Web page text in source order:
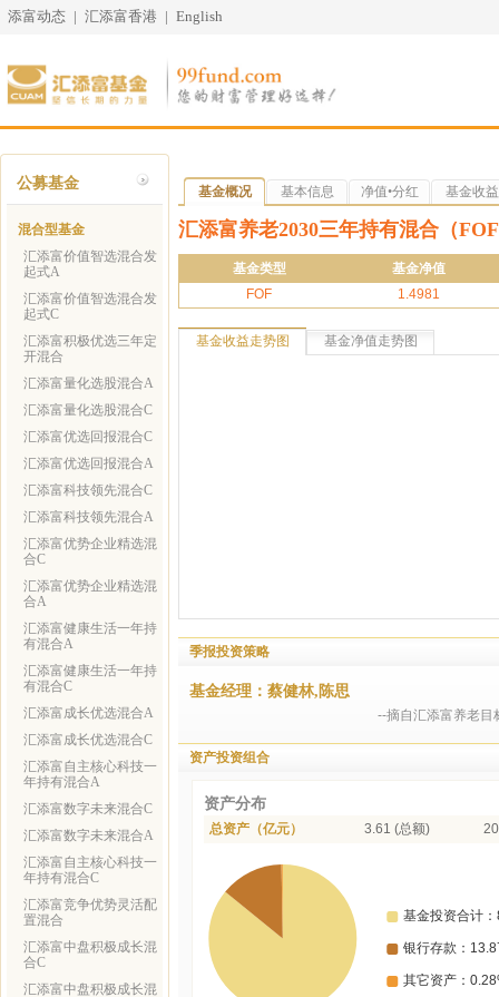
添富动态 | 汇添富香港 | English
公募基金
混合型基金
汇添富价值智选混合发
起式A
汇添富价值智选混合发
起式C
汇添富积极优选三年定
开混合
汇添富量化选股混合A
汇添富量化选股混合C
汇添富优选回报混合C
汇添富优选回报混合A
汇添富科技领先混合C
汇添富科技领先混合A
汇添富优势企业精选混
合C
汇添富优势企业精选混
合A
汇添富健康生活一年持
有混合A
汇添富健康生活一年持
有混合C
汇添富成长优选混合A
汇添富成长优选混合C
汇添富自主核心科技一
年持有混合A
汇添富数字未来混合C
汇添富数字未来混合A
汇添富自主核心科技一
年持有混合C
汇添富竞争优势灵活配
置混合
汇添富中盘积极成长混
合C
汇添富中盘积极成长混
基金概况 基本信息 净值•分红 基金收益
汇添富养老2030三年持有混合（
基金类型
基金净值
FOF
1.4981
基金收益走势图 基金净值走势图
季报投资策略
基金经理：蔡健林,陈思
--摘自汇添富养老
资产投资组合
资产分布
总资产（亿元） 3.61 (总额)